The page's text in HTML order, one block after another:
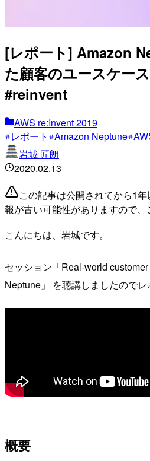
[レポート] Amazon
た顧客のユースケー
#reinvent
AWS re:Invent 2019
レポート
Amazon Neptune
岩城 匠朗
2020.02.13
この記事は公開されてから1
報が古い可能性がありますので、
こんにちは、岩城です。
セッション「Real-world
Neptune」 を聴講しましたのでレ
概要